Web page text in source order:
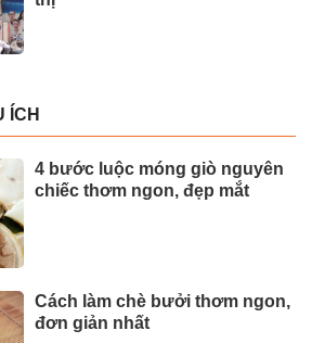
ÍCH
4 bước luộc móng giò nguyên
chiếc thơm ngon, đẹp mắt
Cách làm chè bưởi thơm ngon,
đơn giản nhất